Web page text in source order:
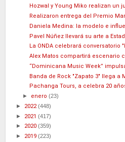
Hozwal y Young Miko realizan un
Realizaron entrega del Premio
Daniela Medina: la modelo e
Pavel Núñez llevará su arte a
La ONDA celebrará conversatorio
Alex Matos compartirá escenario
“Dominicana Music Week”
Banda de Rock "Zapato 3" llega a
Pachanga Tours, a celebra 20
► enero(23)
► 2022(448)
► 2021 (417)
► 2020 (359)
► 2019 (223)